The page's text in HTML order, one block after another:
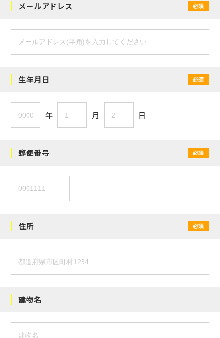
メールアドレス 必須
生年月日 必須
年 月 日
郵便番号 必須
住所 必須
建物名